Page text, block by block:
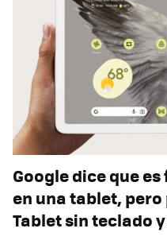
Google dice que
en una tablet,
Tablet sin teclado